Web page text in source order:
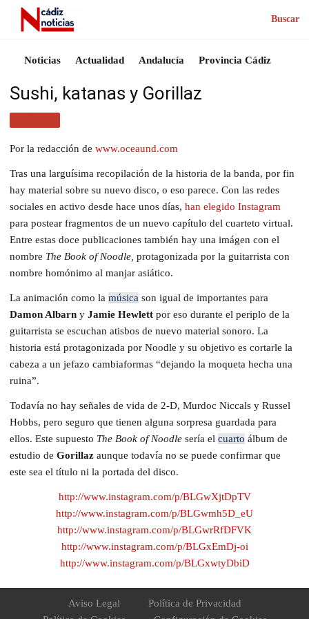
Buscar
Noticias Actualidad Andalucía Provincia Cádiz
Sushi, katanas y Gorillaz
Por la redacción de www.oceaund.com
Tras una larguísima recopilación de la historia de la banda, por fin
hay material sobre su nuevo disco, o eso parece. Con las redes
sociales en activo desde hace unos días, han elegido Instagram
para postear fragmentos de un nuevo capítulo del cuarteto virtual.
Entre estas doce publicaciones también hay una imágen con el
nombre The Book of Noodle, protagonizada por la guitarrista con
nombre homónimo al manjar asiático.
La animación como la música son igual de importantes para
Damon Albarn y Jamie Hewlett por eso durante el periplo de la
guitarrista se escuchan atisbos de nuevo material sonoro. La
historia está protagonizada por Noodle y su objetivo es cortarle la
cabeza a un jefazo cambiaformas “dejando la moqueta hecha una
ruina”.
Todavía no hay señales de vida de 2-D, Murdoc Niccals y Russel
Hobbs, pero seguro que tienen alguna sorpresa guardada para
ellos. Este supuesto The Book of Noodle sería el cuarto álbum de
estudio de Gorillaz aunque todavía no se puede confirmar que
este sea el título ni la portada del disco.
http://www.instagram.com/p/BLGwXjtDpTV
http://www.instagram.com/p/BLGwmh5D_eU
http://www.instagram.com/p/BLGwrRfDFVK
http://www.instagram.com/p/BLGxEmDj-oi
http://www.instagram.com/p/BLGxwtyDbiD
Aviso Legal
Política de Privacidad